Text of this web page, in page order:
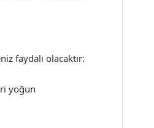
faydalı olacaktır:
yoğun